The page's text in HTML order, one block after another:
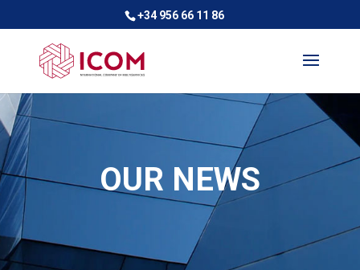
+34 956 66 11 86
OUR NEWS